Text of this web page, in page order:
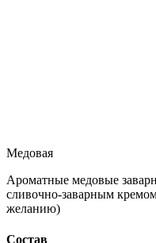
Медовая
Ароматные медовые
сливочно-заварным
желанию)
Состав